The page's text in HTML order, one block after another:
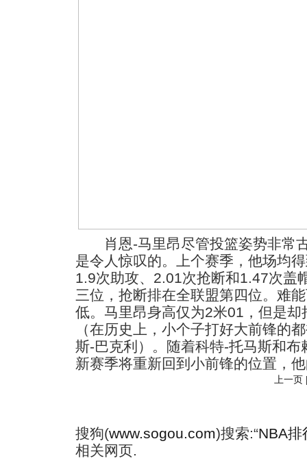
肖恩-马里昂尽管投篮姿势非常
是令人惊叹的。上个赛季，他场均
1.9次助攻、2.01次抢断和1.47次盖
三位，抢断排在全联盟第四位。难
低。马里昂身高仅为2米01，但是
（在历史上，小个子打好大前锋的
斯-巴克利）。随着科特-托马斯和
新赛季将重新回到小前锋的位置，
上一页
搜狗(www.sogou.com)搜索:“NBA排
相关网页.